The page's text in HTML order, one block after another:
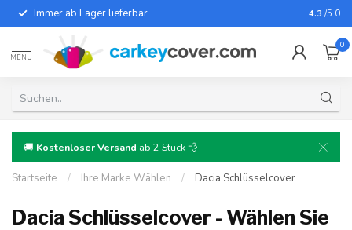
Immer ab Lager lieferbar Für fast
4.3 /5.0
MENU
0
🚚 Kostenloser Versand ab 2 Stück 💨
Startseite / Ihre Marke Wählen / Dacia Schlüsselcover
Dacia Schlüsselcover - Wählen Sie